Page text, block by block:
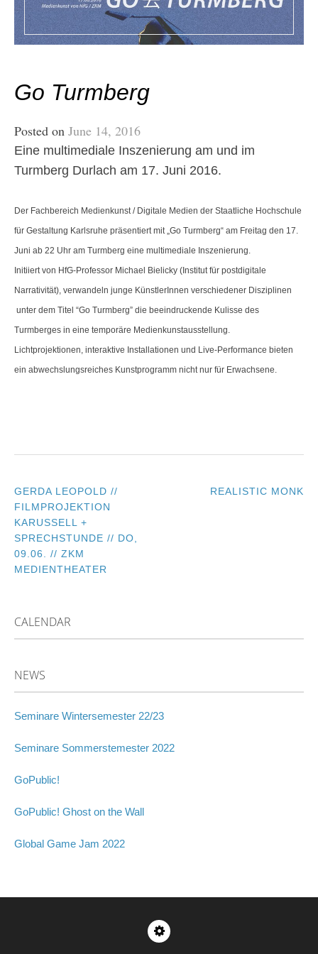
Go Turmberg
Posted on June 14, 2016
Eine multimediale Inszenierung am und im
Turmberg Durlach am 17. Juni 2016.
Der Fachbereich Medienkunst / Digitale Medien der Staatliche Hochschule
für Gestaltung Karlsruhe präsentiert mit „Go Turmberg“ am Freitag den 17.
Juni ab 22 Uhr am Turmberg eine multimediale Inszenierung.
Initiiert von HfG-Professor Michael Bielicky (Institut für postdigitale
Narrativität), verwandeln junge KünstlerInnen verschiedener Disziplinen
unter dem Titel “Go Turmberg” die beeindruckende Kulisse des
Turmberges in eine temporäre Medienkunstausstellung.
Lichtprojektionen, interaktive Installationen und Live-Performance bieten
ein abwechslungsreiches Kunstprogramm nicht nur für Erwachsene.
POST
NAVIGATION
GERDA LEOPOLD //
FILMPROJEKTION
KARUSSELL +
SPRECHSTUNDE // DO,
09.06. // ZKM
MEDIENTHEATER
REALISTIC MONK
CALENDAR
NEWS
Seminare Wintersemester 22/23
Seminare Sommerstemester 2022
GoPublic!
GoPublic! Ghost on the Wall
Global Game Jam 2022